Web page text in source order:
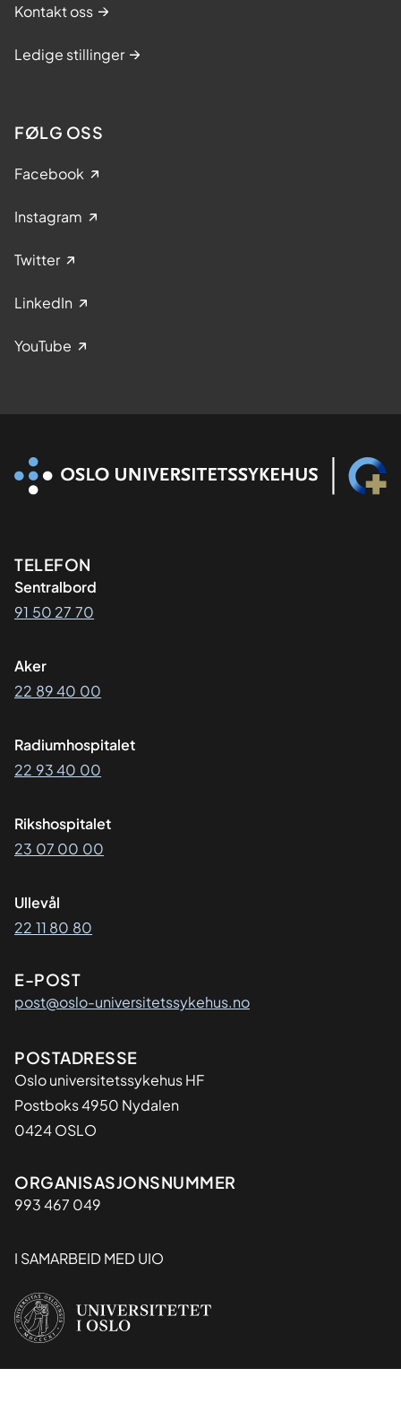
Kontakt oss
Ledige stillinger
FØLG OSS
Facebook
Instagram
Twitter
LinkedIn
YouTube
Kontaktinformasjon
TELEFON
Sentralbord
91 50 27 70
Aker
22 89 40 00
Radiumhospitalet
22 93 40 00
Rikshospitalet
23 07 00 00
Ullevål
22 11 80 80
E-POST
post@oslo-universitetssykehus.no
Adresse
POSTADRESSE
Oslo universitetssykehus HF
Postboks 4950 Nydalen
0424 OSLO
Organisasjon
ORGANISASJONSNUMMER
993 467 049
I SAMARBEID MED UIO